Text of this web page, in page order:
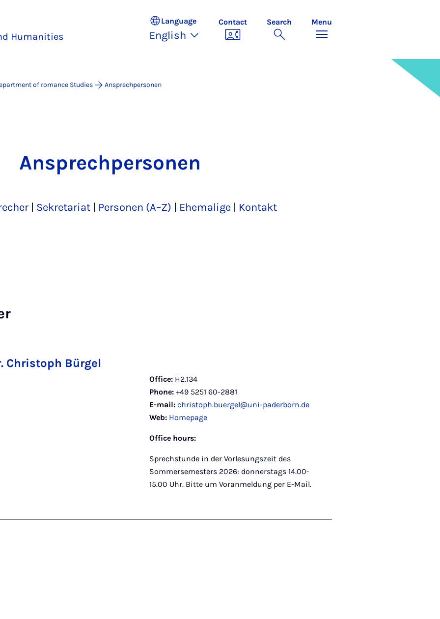
Humanities
Language
English
Contact Search Menu
of romance Studies Ansprechpersonen
Ansprechpersonen
| Sekretariat | Personen (A–Z) | Ehemalige | Kontakt
Christoph Bürgel
Office: H2.134
Phone: +49 5251 60-2881
E-mail: christoph.buergel@uni-paderborn.de
Web: Homepage
Office hours:
Sprechstunde in der Vorlesungszeit des
Sommersemesters 2026: donnerstags 14.00-
15.00 Uhr. Bitte um Voranmeldung per E-Mail.